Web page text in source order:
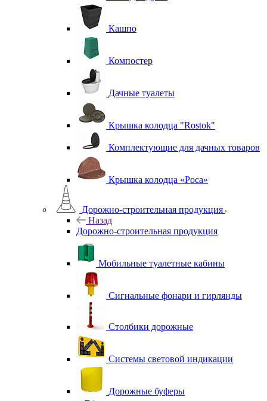
Кашпо
Компостер
Дачные туалеты
Крышка колодца "Rostok"
Комплектующие для дачных товаров
Крышка колодца «Роса»
Дорожно-строительная продукция
Назад
Дорожно-строительная продукция
Мобильные туалетные кабины
Сигнальные фонари и гирлянды
Столбики дорожные
Системы световой индикации
Дорожные буферы